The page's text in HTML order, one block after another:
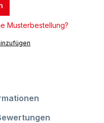
Musterbestellung?